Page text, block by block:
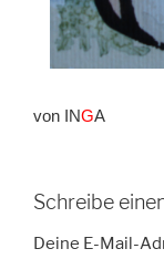
von INGA
Schreibe
Deine E-Mail-